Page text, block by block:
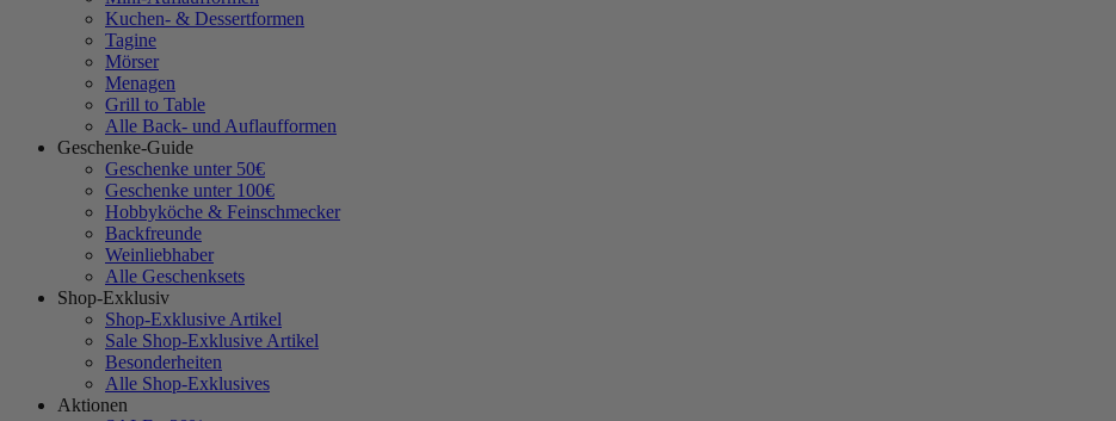
Kuchen- & Dessertformen
Tagine
Mörser
Menagen
Grill to Table
Alle Back- und Auflaufformen
Geschenke-Guide
Geschenke unter 50€
Geschenke unter 100€
Hobbyköche & Feinschmecker
Backfreunde
Weinliebhaber
Alle Geschenksets
Shop-Exklusiv
Shop-Exklusive Artikel
Sale Shop-Exklusive Artikel
Besonderheiten
Alle Shop-Exklusives
Aktionen